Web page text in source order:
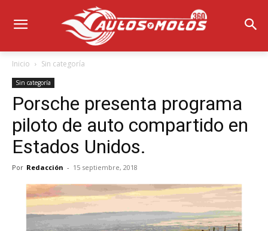
Inicio Sin categoría
Sin categoría
Porsche presenta programa
piloto de auto compartido en
Estados Unidos.
Por Redacción - 15 septiembre, 2018